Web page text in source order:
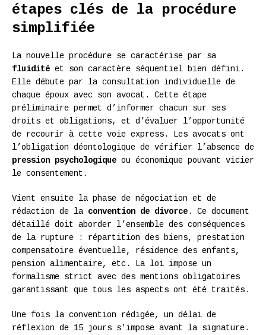
étapes clés de la procédure
simplifiée
La nouvelle procédure se caractérise par sa
fluidité et son caractère séquentiel bien défini.
Elle débute par la consultation individuelle de
chaque époux avec son avocat. Cette étape
préliminaire permet d’informer chacun sur ses
droits et obligations, et d’évaluer l’opportunité
de recourir à cette voie express. Les avocats ont
l’obligation déontologique de vérifier l’absence de
pression psychologique ou économique pouvant vicier
le consentement.
Vient ensuite la phase de négociation et de
rédaction de la convention de divorce. Ce document
détaillé doit aborder l’ensemble des conséquences
de la rupture : répartition des biens, prestation
compensatoire éventuelle, résidence des enfants,
pension alimentaire, etc. La loi impose un
formalisme strict avec des mentions obligatoires
garantissant que tous les aspects ont été traités.
Une fois la convention rédigée, un délai de
réflexion de 15 jours s’impose avant la signature.